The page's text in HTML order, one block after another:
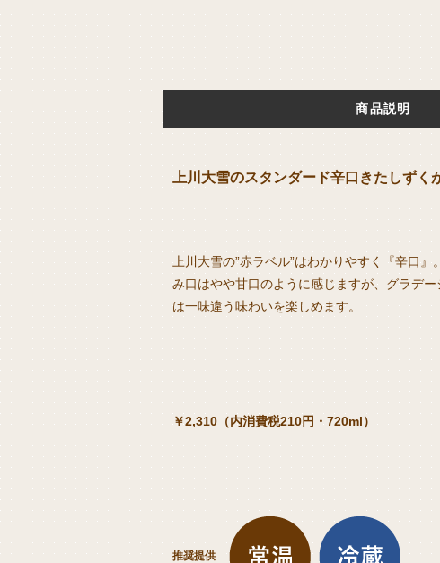
商品説明
上川大雪のスタンダード辛口きたしずく
上川大雪の”赤ラベル”はわかりやすく『辛口
み口はやや甘口のように感じますが、グラデ
は一味違う味わいを楽しめます。
￥2,310（内消費税210円・720ml）
推奨提供